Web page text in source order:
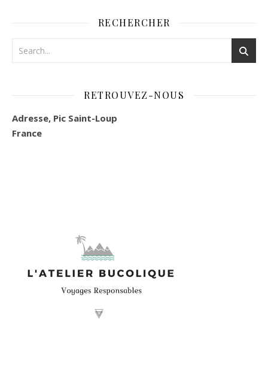
RECHERCHER
RETROUVEZ-NOUS
Adresse, Pic Saint-Loup
France